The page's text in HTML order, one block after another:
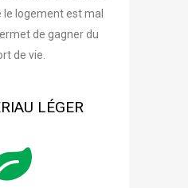
logement est mal
de gagner du
de vie.
LÉGER